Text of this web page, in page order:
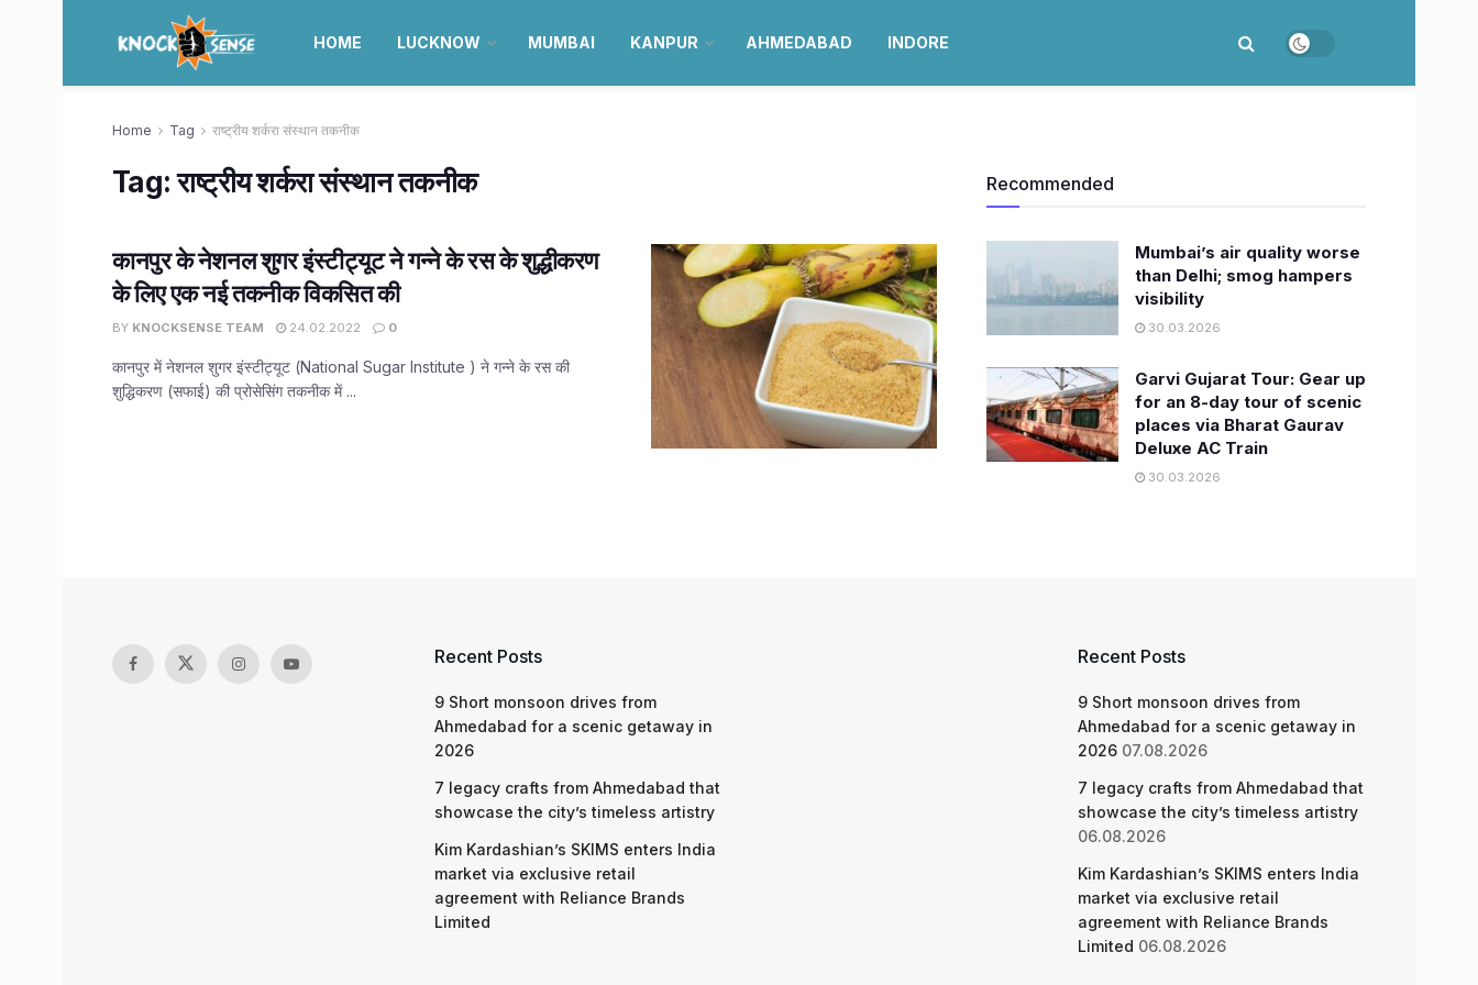
HOME LUCKNOW MUMBAI KANPUR AHMEDABAD INDORE
Home Tag राष्ट्रीय शर्करा संस्थान तकनीक
Tag:राष्ट्रीय शर्करा संस्थान तकनीक
कानपुर के नेशनल शुगर इंस्टीट्यूट ने गन्ने के रस के शुद्धीकरण
के लिए एक नई तकनीक विकसित की
BY KNOCKSENSE TEAM 24.02.2022 0
कानपुर में नेशनल शुगर इंस्टीट्यूट (National Sugar Institute ) ने गन्ने के रस की
शुद्धिकरण (सफाई) की प्रोसेसिंग तकनीक में ...
Recommended
Mumbai’s air quality worse
than Delhi; smog hampers
visibility
30.03.2026
Garvi Gujarat Tour: Gear up
for an 8-day tour of scenic
places via Bharat Gaurav
Deluxe AC Train
30.03.2026
Recent Posts
9 Short monsoon drives from
Ahmedabad for a scenic getaway in
2026
7 legacy crafts from Ahmedabad that
showcase the city’s timeless artistry
Kim Kardashian’s SKIMS enters India
market via exclusive retail
agreement with Reliance Brands
Limited
Recent Posts
9 Short monsoon drives from
Ahmedabad for a scenic getaway in
2026 07.08.2026
7 legacy crafts from Ahmedabad that
showcase the city’s timeless artistry
06.08.2026
Kim Kardashian’s SKIMS enters India
market via exclusive retail
agreement with Reliance Brands
Limited 06.08.2026